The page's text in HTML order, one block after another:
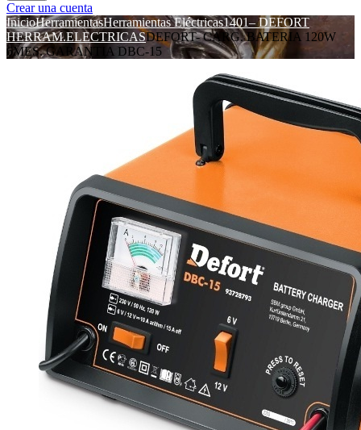
Crear una cuenta
InicioHerramientasHerramientas Eléctricas1401– DEFORT
HERRAM.ELECTRICASDEFORT- CARG. BATERIA 120W
6MES. GARANTIA DBC-15